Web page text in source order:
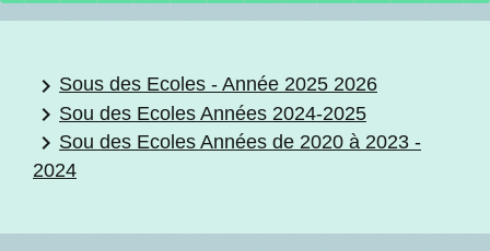
keyboard_arrow_right Sous des Ecoles - Année 2025 2026
keyboard_arrow_right Sou des Ecoles Années 2024-2025
keyboard_arrow_right Sou des Ecoles Années de 2020 à 2023 -
2024